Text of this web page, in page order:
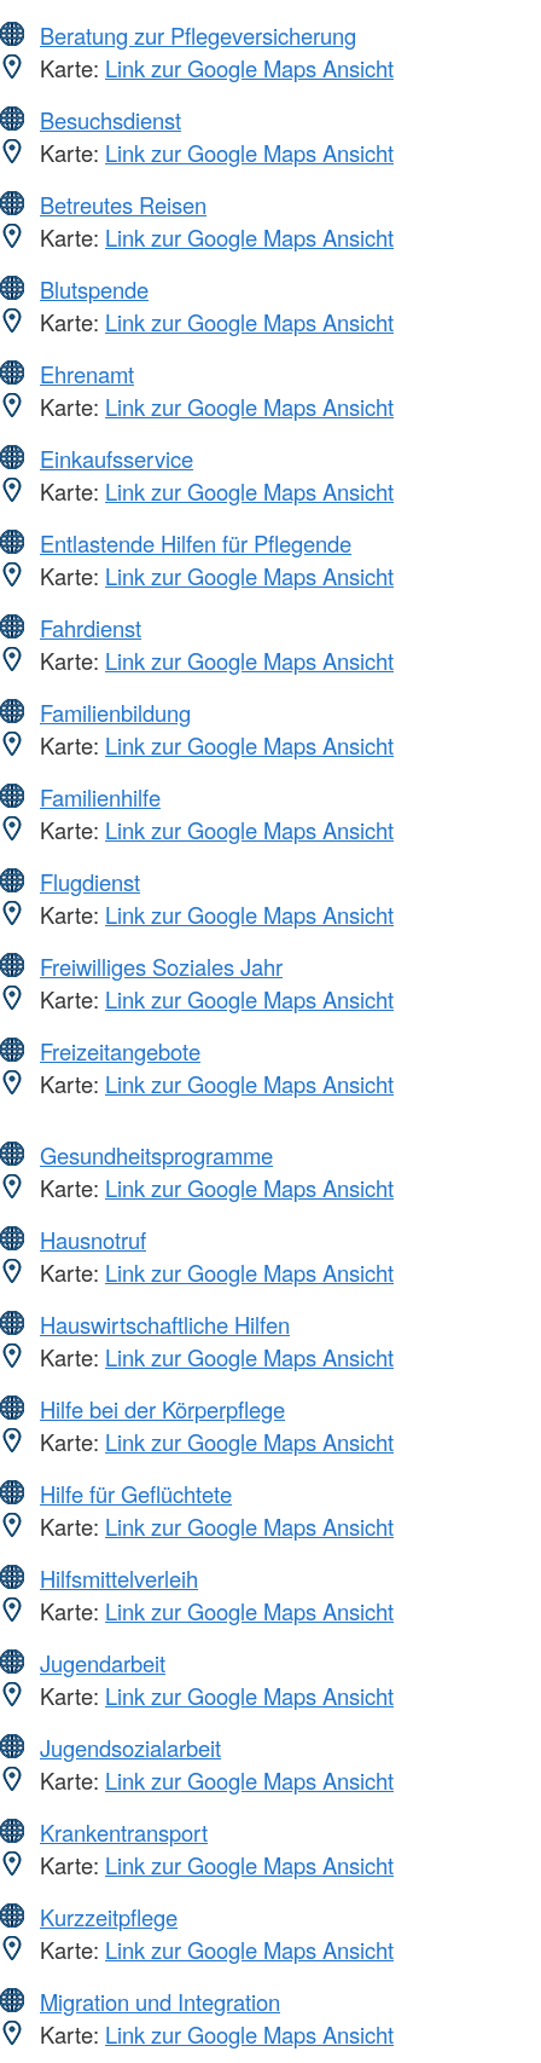
Beratung zur Pflegeversicherung
Karte: Link zur Google Maps Ansicht
Besuchsdienst
Karte: Link zur Google Maps Ansicht
Betreutes Reisen
Karte: Link zur Google Maps Ansicht
Blutspende
Karte: Link zur Google Maps Ansicht
Ehrenamt
Karte: Link zur Google Maps Ansicht
Einkaufsservice
Karte: Link zur Google Maps Ansicht
Entlastende Hilfen für Pflegende
Karte: Link zur Google Maps Ansicht
Fahrdienst
Karte: Link zur Google Maps Ansicht
Familienbildung
Karte: Link zur Google Maps Ansicht
Familienhilfe
Karte: Link zur Google Maps Ansicht
Flugdienst
Karte: Link zur Google Maps Ansicht
Freiwilliges Soziales Jahr
Karte: Link zur Google Maps Ansicht
Freizeitangebote
Karte: Link zur Google Maps Ansicht
Gesundheitsprogramme
Karte: Link zur Google Maps Ansicht
Hausnotruf
Karte: Link zur Google Maps Ansicht
Hauswirtschaftliche Hilfen
Karte: Link zur Google Maps Ansicht
Hilfe bei der Körperpflege
Karte: Link zur Google Maps Ansicht
Hilfe für Geflüchtete
Karte: Link zur Google Maps Ansicht
Hilfsmittelverleih
Karte: Link zur Google Maps Ansicht
Jugendarbeit
Karte: Link zur Google Maps Ansicht
Jugendsozialarbeit
Karte: Link zur Google Maps Ansicht
Krankentransport
Karte: Link zur Google Maps Ansicht
Kurzzeitpflege
Karte: Link zur Google Maps Ansicht
Migration und Integration
Karte: Link zur Google Maps Ansicht